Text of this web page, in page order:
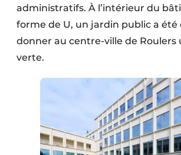
Rénovation
Sécurité incendie
Software
Travaux ferroviaires
administratifs. À l’intérieur du
forme de U, un jardin public a été
donner au centre-ville de Roulers
verte.